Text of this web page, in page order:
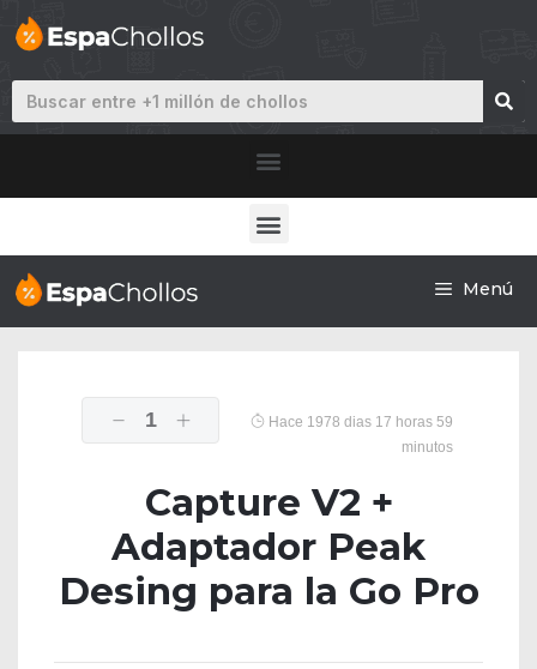
Menú
1
Hace 1978 dias 17 horas 59
minutos
Capture V2 +
Adaptador Peak
Desing para la Go Pro